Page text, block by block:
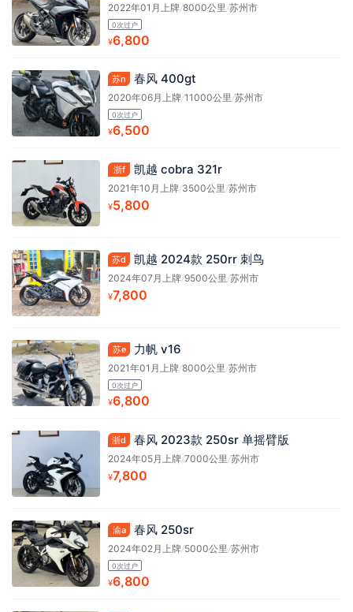
2022年01月上牌/8000公里 /苏州市
0次过户
¥6,800
苏n 春风 400gt
2020年06月上牌/11000公里/苏州市
0次过户
¥6,500
浙f 凯越 cobra 321r
2021年10月上牌/3500公里/苏州市
¥5,800
苏d 凯越 2024款 250rr 刺鸟
2024年07月上牌/9500公里/苏州市
¥7,800
苏e 力帆 v16
2021年01月上牌/8000公里/苏州市
0次过户
¥6,800
浙d 春风 2023款 250sr 单摇臂版
2024年05月上牌/7000公里/苏州市
¥7,800
渝a 春风 250sr
2024年02月上牌/5000公里/苏州市
0次过户
¥6,800